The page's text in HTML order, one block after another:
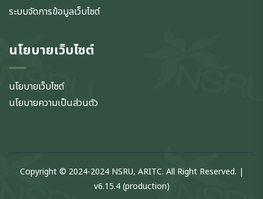
ระบบจัดการข้อมูลเว็บไซต์
นโยบายเว็บไซต์
นโยบายเว็บไซต์
นโยบายความเป็นส่วนตัว
Copyright © 2024-2024 NSRU, ARITC. All Right Reserved. |
v6.15.4 (production)